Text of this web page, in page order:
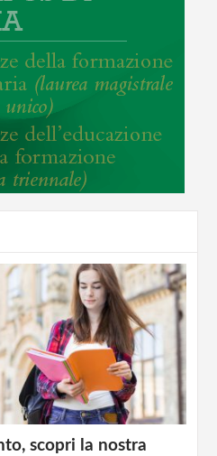
scopri la nostra